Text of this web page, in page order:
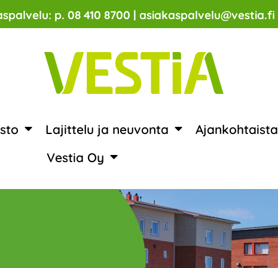
p. 08 410 8700 | asiakaspalvelu@vestia.fi
Lajittelu ja neuvonta Ajankohtaista
Vestia Oy